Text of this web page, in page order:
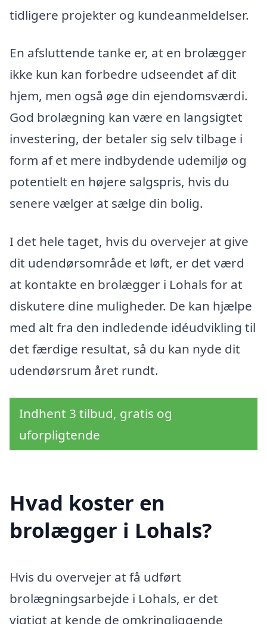
tidligere projekter og kundeanmeldelser.
En afsluttende tanke er, at en brolægger
ikke kun kan forbedre udseendet af dit
hjem, men også øge din ejendomsværdi.
God brolægning kan være en langsigtet
investering, der betaler sig selv tilbage i
form af et mere indbydende udemiljø og
potentielt en højere salgspris, hvis du
senere vælger at sælge din bolig.
I det hele taget, hvis du overvejer at give
dit udendørsområde et løft, er det værd
at kontakte en brolægger i Lohals for at
diskutere dine muligheder. De kan hjælpe
med alt fra den indledende idéudvikling til
det færdige resultat, så du kan nyde dit
udendørsrum året rundt.
Indhent 3 tilbud, gratis og
uforpligtende
Hvad koster en
brolægger i Lohals?
Hvis du overvejer at få udført
brolægningsarbejde i Lohals, er det
vigtigt at kende de omkringliggende